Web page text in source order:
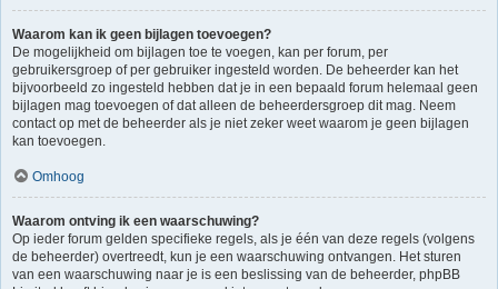
Waarom kan ik geen bijlagen toevoegen?
De mogelijkheid om bijlagen toe te voegen, kan per forum, per
gebruikersgroep of per gebruiker ingesteld worden. De beheerder kan het
bijvoorbeeld zo ingesteld hebben dat je in een bepaald forum helemaal geen
bijlagen mag toevoegen of dat alleen de beheerdersgroep dit mag. Neem
contact op met de beheerder als je niet zeker weet waarom je geen bijlagen
kan toevoegen.
Omhoog
Waarom ontving ik een waarschuwing?
Op ieder forum gelden specifieke regels, als je één van deze regels (volgens
de beheerder) overtreedt, kun je een waarschuwing ontvangen. Het sturen
van een waarschuwing naar je is een beslissing van de beheerder, phpBB